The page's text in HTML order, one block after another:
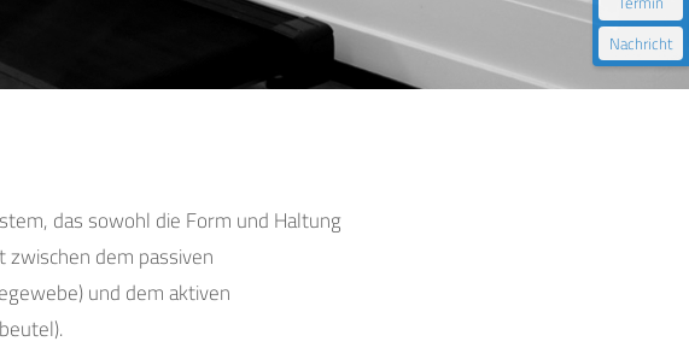
das sowohl die Form und Haltung
dem passiven
und dem aktiven
Nachricht